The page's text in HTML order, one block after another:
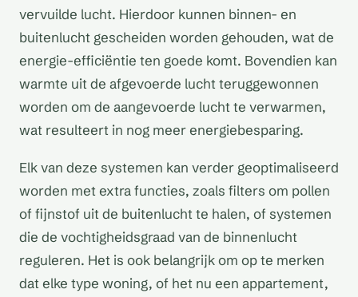
vervuilde lucht. Hierdoor kunnen binnen- en
buitenlucht gescheiden worden gehouden, wat de
energie-efficiëntie ten goede komt. Bovendien kan
warmte uit de afgevoerde lucht teruggewonnen
worden om de aangevoerde lucht te verwarmen,
wat resulteert in nog meer energiebesparing.
Elk van deze systemen kan verder geoptimaliseerd
worden met extra functies, zoals filters om pollen
of fijnstof uit de buitenlucht te halen, of systemen
die de vochtigheidsgraad van de binnenlucht
reguleren. Het is ook belangrijk om op te merken
dat elke type woning, of het nu een appartement,